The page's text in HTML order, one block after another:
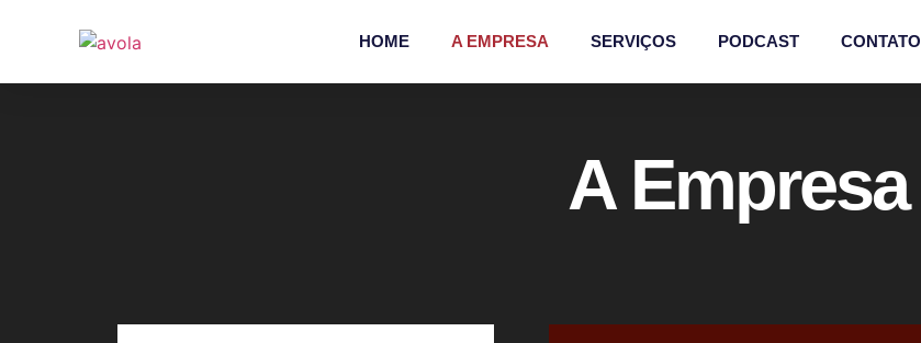
HOME A EMPRESA SERVIÇOS PODCAST CONTATO
A Empresa